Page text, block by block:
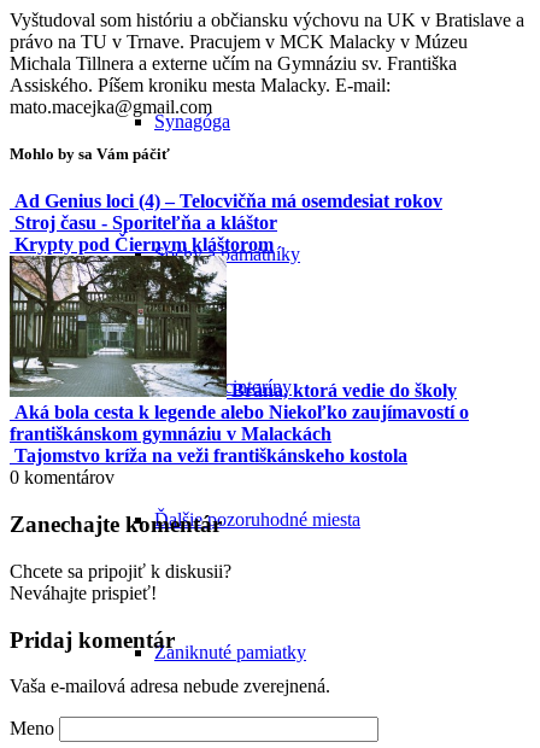
Synagóga
Sochy a pamätníky
Malacké cintoríny
Ďalšie pozoruhodné miesta
Zaniknuté pamiatky
Vyštudoval som históriu a občiansku výchovu na UK v Bratislave a
právo na TU v Trnave. Pracujem v MCK Malacky v Múzeu
Michala Tillnera a externe učím na Gymnáziu sv. Františka
Assiského. Píšem kroniku mesta Malacky. E-mail:
mato.macejka@gmail.com
Mohlo by sa Vám páčiť
Ad Genius loci (4) – Telocvičňa má osemdesiat rokov
Stroj času - Sporiteľňa a kláštor
Krypty pod Čiernym kláštorom
Brána, ktorá vedie do školy
Aká bola cesta k legende alebo Niekoľko zaujímavostí o
františkánskom gymnáziu v Malackách
Tajomstvo kríža na veži františkánskeho kostola
0 komentárov
Zanechajte komentár
Chcete sa pripojiť k diskusii?
Neváhajte prispieť!
Pridaj komentár
Vaša e-mailová adresa nebude zverejnená.
Meno